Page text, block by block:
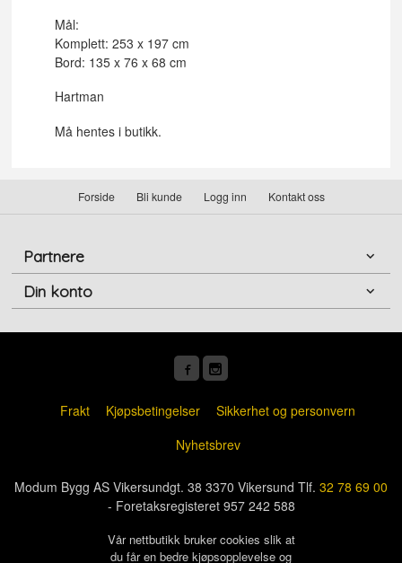
Mål:
Komplett: 253 x 197 cm
Bord: 135 x 76 x 68 cm
Hartman
Må hentes i butikk.
Forside Bli kunde Logg inn Kontakt oss
Partnere
Din konto
Frakt Kjøpsbetingelser
Sikkerhet og personvern
Nyhetsbrev
Modum Bygg AS Vikersundgt. 38 3370 Vikersund Tlf. 32 78 69 00
- Foretaksregisteret 957 242 588
Vår nettbutikk bruker cookies slik at
du får en bedre kjøpsopplevelse og